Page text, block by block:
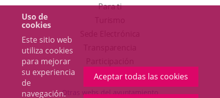
Uso de
cookies
Este sitio web
utiliza cookies
para mejorar
su experiencia
de
navegación.
Aceptar todas las cookies
Para ti
en
una
aplicación
externa.
Otras webs del ayuntamiento